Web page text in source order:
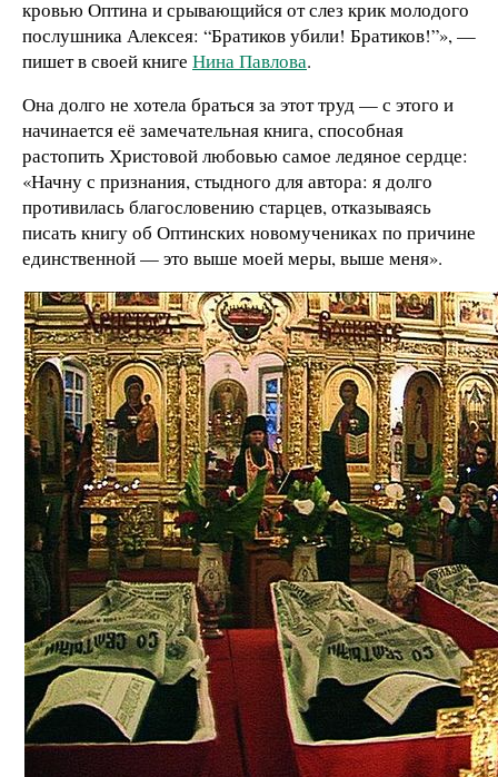
кровью Оптина и срывающийся от слез крик молодого
послушника Алексея: “Братиков убили! Братиков!”», —
пишет в своей книге Нина Павлова.
Она долго не хотела браться за этот труд — с этого и
начинается её замечательная книга, способная
растопить Христовой любовью самое ледяное сердце:
«Начну с признания, стыдного для автора: я долго
противилась благословению старцев, отказываясь
писать книгу об Оптинских новомучениках по причине
единственной — это выше моей меры, выше меня».